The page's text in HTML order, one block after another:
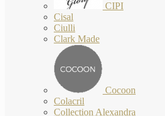
CIPI
Cisal
Ciulli
Clark Made
Cocoon
Colacril
Collection Alexandra